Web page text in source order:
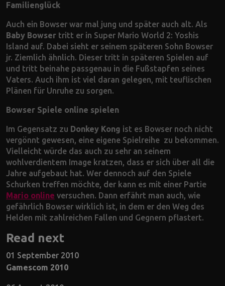
Familienglück
Auch ein Bowser war mal jung und später auch alt. Als
Baby Bowser tritt er in Super Mario World 2: Yoshis
Island auf. Dabei sieht er seinem späteren Sohn Bowser
jr. Ziemlich ähnlich. Dieser tritt in späteren Spielen auf
und tritt beinahe passgenau in die Fußstapfen seines
Vaters. Auch ihm ist viel daran gelegen, mit teuflischen
Plänen für Unruhe zu sorgen.
Bowser Spiele online spielen
Im Gegensatz zu Donkey Kong ist es Bowser noch nicht
vergönnt gewesen, eine eigene Spielreihe zu bekommen.
Vielleicht würde das auch zu sehr an seinem
wohlverdientem Image kratzen, dass er sich über all die
Jahre aufgebaut hat. Wer dennoch auf den Spiele
Schurken treffen möchte, der kann es mit einer Partie
Mario online versuchen. Dann erfährt man auch, wie
gefährlich Bowser wirklich ist, in dem er den Weg des
Helden mit zahlreichen Fallen und Gegnern pflastert.
Read next
01 September 2010
Gamescom 2010